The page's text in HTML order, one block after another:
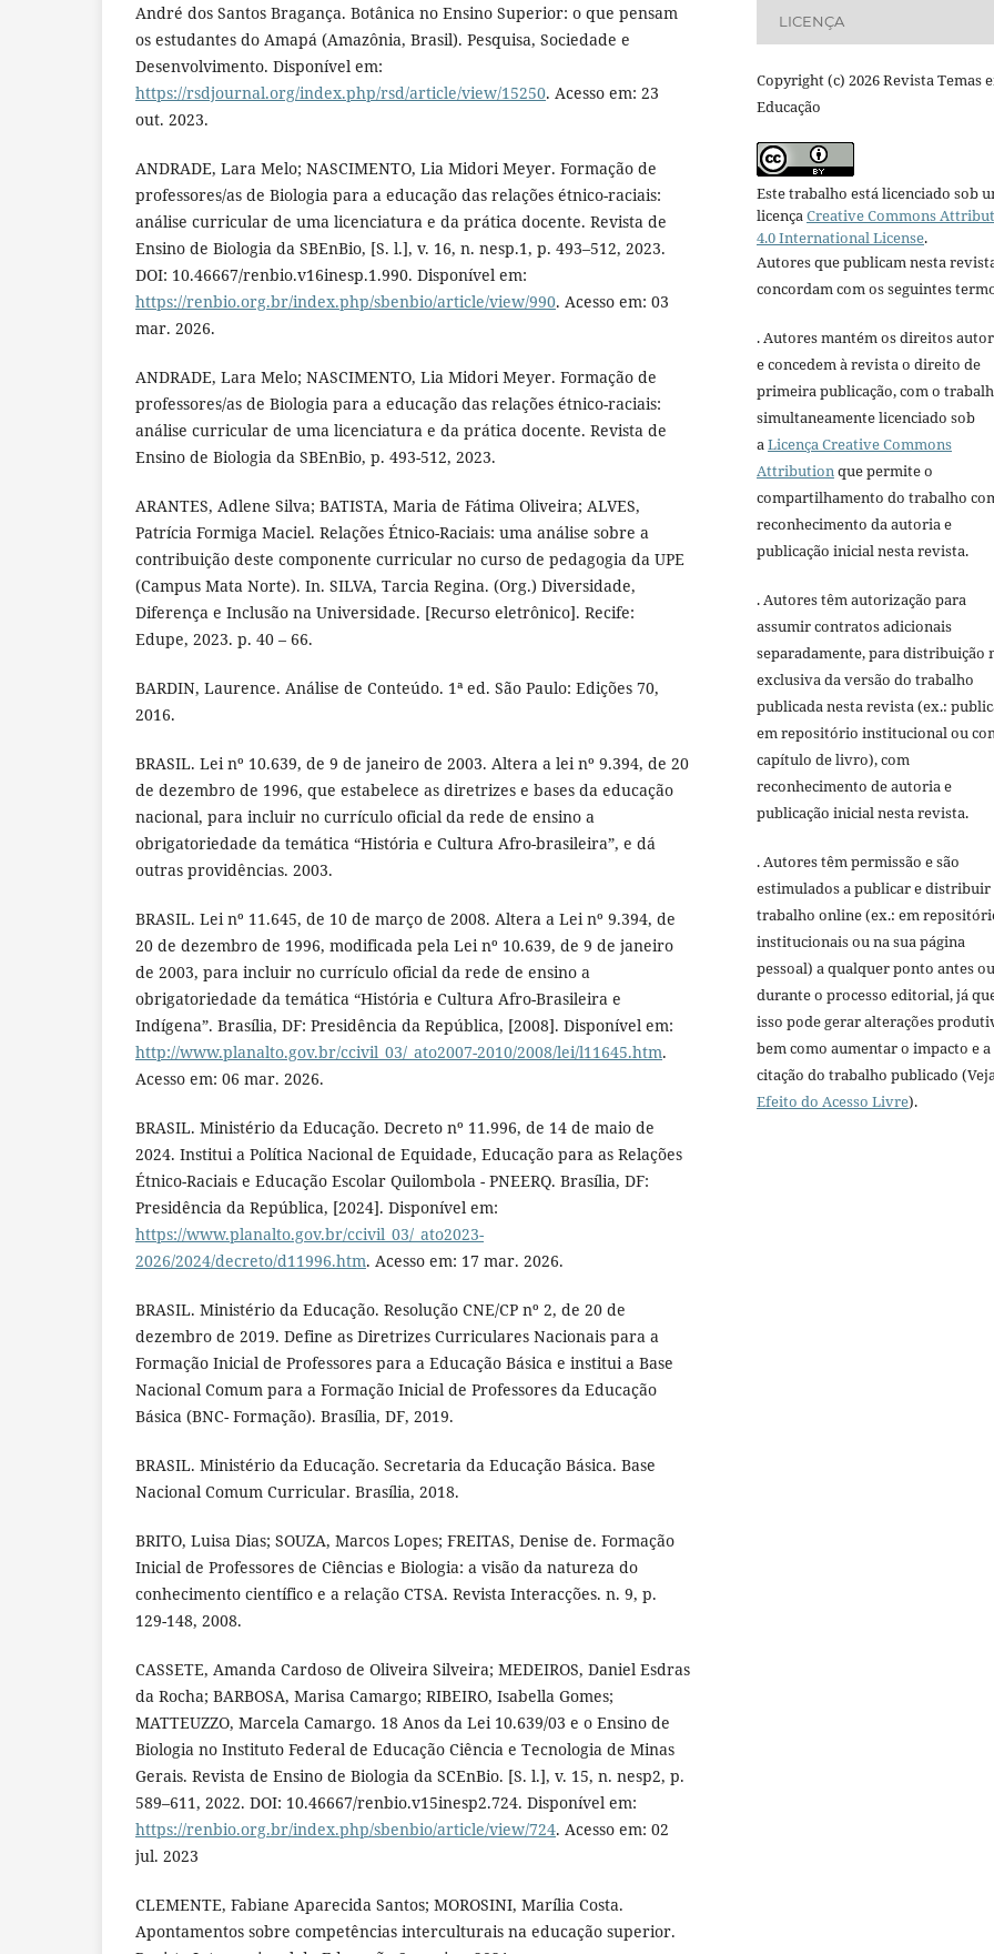
André dos Santos Bragança. Botânica no Ensino Superior: o que pensam
os estudantes do Amapá (Amazônia, Brasil). Pesquisa, Sociedade e
Desenvolvimento. Disponível em:
https://rsdjournal.org/index.php/rsd/article/view/15250. Acesso em: 23
out. 2023.
ANDRADE, Lara Melo; NASCIMENTO, Lia Midori Meyer. Formação de
professores/as de Biologia para a educação das relações étnico-raciais:
análise curricular de uma licenciatura e da prática docente. Revista de
Ensino de Biologia da SBEnBio, [S. l.], v. 16, n. nesp.1, p. 493–512, 2023.
DOI: 10.46667/renbio.v16inesp.1.990. Disponível em:
https://renbio.org.br/index.php/sbenbio/article/view/990. Acesso em: 03
mar. 2026.
ANDRADE, Lara Melo; NASCIMENTO, Lia Midori Meyer. Formação de
professores/as de Biologia para a educação das relações étnico-raciais:
análise curricular de uma licenciatura e da prática docente. Revista de
Ensino de Biologia da SBEnBio, p. 493-512, 2023.
ARANTES, Adlene Silva; BATISTA, Maria de Fátima Oliveira; ALVES,
Patrícia Formiga Maciel. Relações Étnico-Raciais: uma análise sobre a
contribuição deste componente curricular no curso de pedagogia da UPE
(Campus Mata Norte). In. SILVA, Tarcia Regina. (Org.) Diversidade,
Diferença e Inclusão na Universidade. [Recurso eletrônico]. Recife:
Edupe, 2023. p. 40 – 66.
BARDIN, Laurence. Análise de Conteúdo. 1ª ed. São Paulo: Edições 70,
2016.
BRASIL. Lei nº 10.639, de 9 de janeiro de 2003. Altera a lei nº 9.394, de 20
de dezembro de 1996, que estabelece as diretrizes e bases da educação
nacional, para incluir no currículo oficial da rede de ensino a
obrigatoriedade da temática “História e Cultura Afro-brasileira”, e dá
outras providências. 2003.
BRASIL. Lei nº 11.645, de 10 de março de 2008. Altera a Lei nº 9.394, de
20 de dezembro de 1996, modificada pela Lei nº 10.639, de 9 de janeiro
de 2003, para incluir no currículo oficial da rede de ensino a
obrigatoriedade da temática “História e Cultura Afro-Brasileira e
Indígena”. Brasília, DF: Presidência da República, [2008]. Disponível em:
http://www.planalto.gov.br/ccivil_03/_ato2007-2010/2008/lei/l11645.htm.
Acesso em: 06 mar. 2026.
BRASIL. Ministério da Educação. Decreto nº 11.996, de 14 de maio de
2024. Institui a Política Nacional de Equidade, Educação para as Relações
Étnico-Raciais e Educação Escolar Quilombola - PNEERQ. Brasília, DF:
Presidência da República, [2024]. Disponível em:
https://www.planalto.gov.br/ccivil_03/_ato2023-
2026/2024/decreto/d11996.htm. Acesso em: 17 mar. 2026.
BRASIL. Ministério da Educação. Resolução CNE/CP nº 2, de 20 de
dezembro de 2019. Define as Diretrizes Curriculares Nacionais para a
Formação Inicial de Professores para a Educação Básica e institui a Base
Nacional Comum para a Formação Inicial de Professores da Educação
Básica (BNC- Formação). Brasília, DF, 2019.
BRASIL. Ministério da Educação. Secretaria da Educação Básica. Base
Nacional Comum Curricular. Brasília, 2018.
BRITO, Luisa Dias; SOUZA, Marcos Lopes; FREITAS, Denise de. Formação
Inicial de Professores de Ciências e Biologia: a visão da natureza do
conhecimento científico e a relação CTSA. Revista Interacções. n. 9, p.
129-148, 2008.
CASSETE, Amanda Cardoso de Oliveira Silveira; MEDEIROS, Daniel Esdras
da Rocha; BARBOSA, Marisa Camargo; RIBEIRO, Isabella Gomes;
MATTEUZZO, Marcela Camargo. 18 Anos da Lei 10.639/03 e o Ensino de
Biologia no Instituto Federal de Educação Ciência e Tecnologia de Minas
Gerais. Revista de Ensino de Biologia da SCEnBio. [S. l.], v. 15, n. nesp2, p.
589–611, 2022. DOI: 10.46667/renbio.v15inesp2.724. Disponível em:
https://renbio.org.br/index.php/sbenbio/article/view/724. Acesso em: 02
jul. 2023
CLEMENTE, Fabiane Aparecida Santos; MOROSINI, Marília Costa.
Apontamentos sobre competências interculturais na educação superior.
LICENÇA
Copyright (c) 2026 Revista Temas
Educação
Este trabalho está licenciado sob
licençaCreative Commons
4.0 International License.
Autores que publicam nesta
concordam com os seguintes
. Autores mantém os direitos
e concedem à revista o direito de
primeira publicação, com o
simultaneamente licenciado sob
aLicença Creative Commons
Attributionque permite o
compartilhamento do trabalho
reconhecimento da autoria e
publicação inicial nesta revista.
. Autores têm autorização para
assumir contratos adicionais
separadamente, para distribuição
exclusiva da versão do trabalho
publicada nesta revista (ex.:
em repositório institucional ou
capítulo de livro), com
reconhecimento de autoria e
publicação inicial nesta revista.
. Autores têm permissão e são
estimulados a publicar e distribuir
trabalho online (ex.: em
institucionais ou na sua página
pessoal) a qualquer ponto antes ou
durante o processo editorial, já
isso pode gerar alterações
bem como aumentar o impacto e a
citação do trabalho publicado
Efeito do Acesso Livre).